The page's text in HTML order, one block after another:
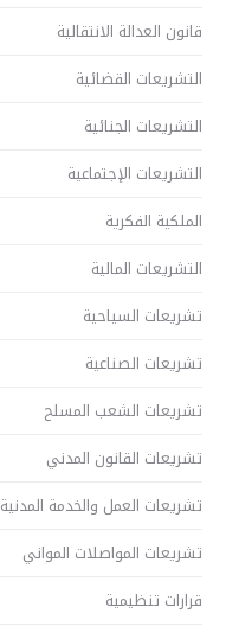
قانون العدالة الانتقالية
التشريعات القضائية
التشريعات الجنائية
التشريعات الإجتماعية
الملكية الفكرية
التشريعات المالية
تشريعات السياحية
تشريعات الصناعية
تشريعات الشعب المسلح
تشريعات القانون المدني
تشريعات العمل والخدمة المدنية
تشريعات المواصلات المواني
قرارات تنظيمية